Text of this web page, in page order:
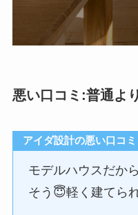
悪い口コミ:普通よ
アイダ設計の悪い口コミ
モデルハウスだか
そう😇軽く建てら